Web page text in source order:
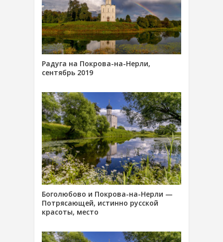
Радуга на Покрова-на-Нерли,
сентябрь 2019
Боголюбово и Покрова-на-Нерли —
Потрясающей, истинно русской
красоты, место